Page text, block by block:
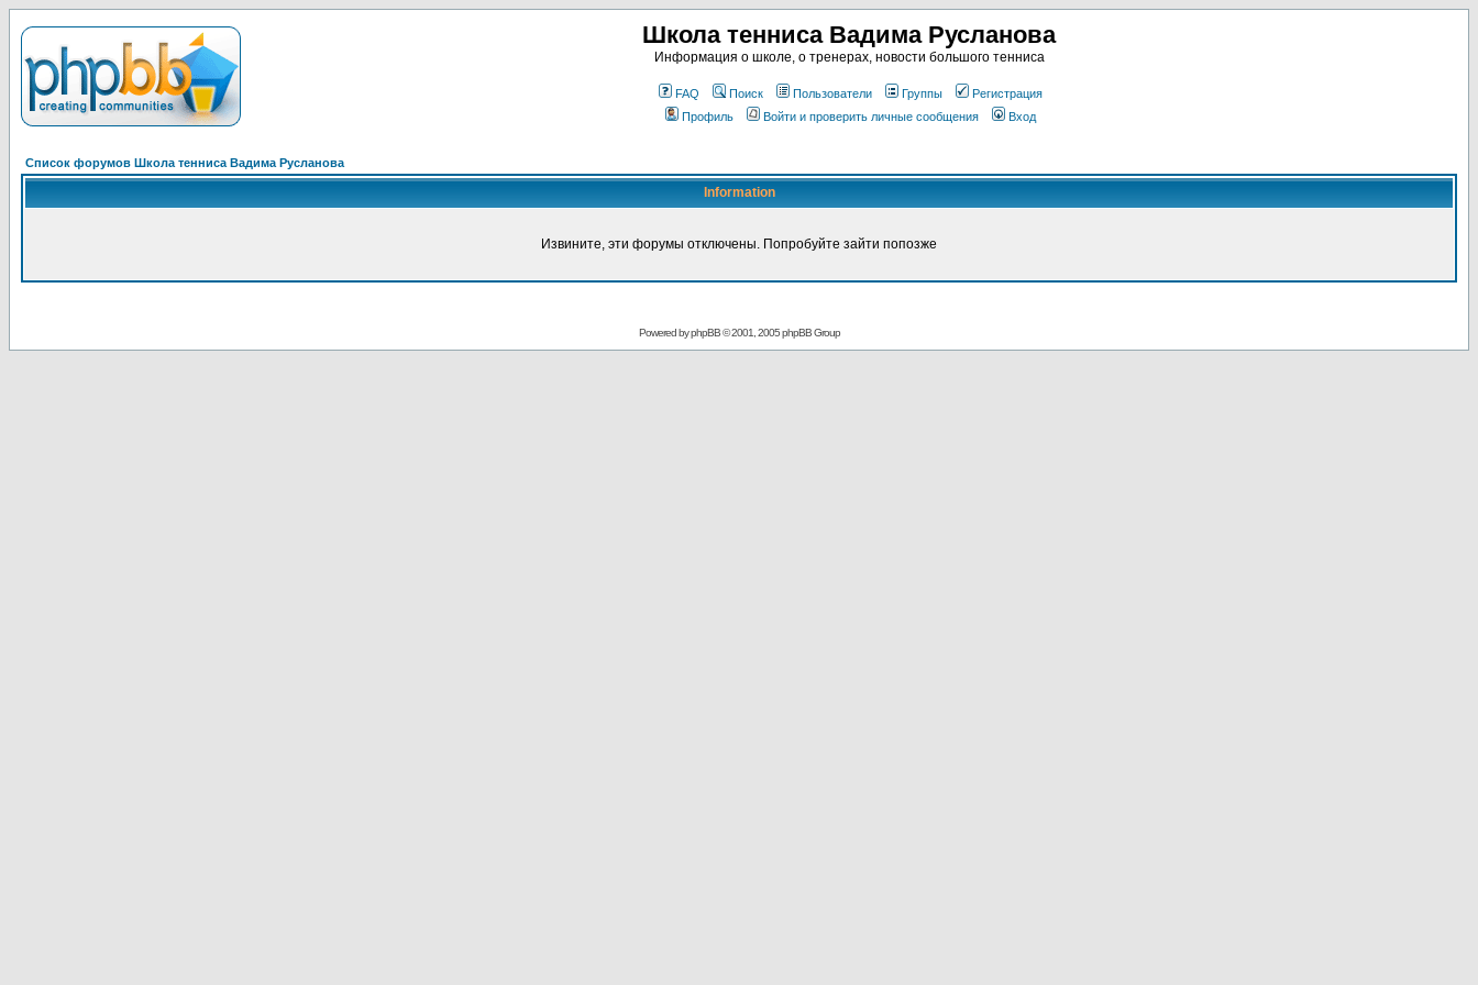
Школа тенниса Вадима Русланова
Информация о школе, о тренерах, новости большого тенниса
FAQ Поиск Пользователи Группы
Регистрация
Профиль
Войти и проверить личные сообщения Вход
Список форумов Школа тенниса Вадима Русланова
Information
Извините, эти форумы отключены. Попробуйте зайти попозже
Powered byphpBB© 2001, 2005 phpBB Group